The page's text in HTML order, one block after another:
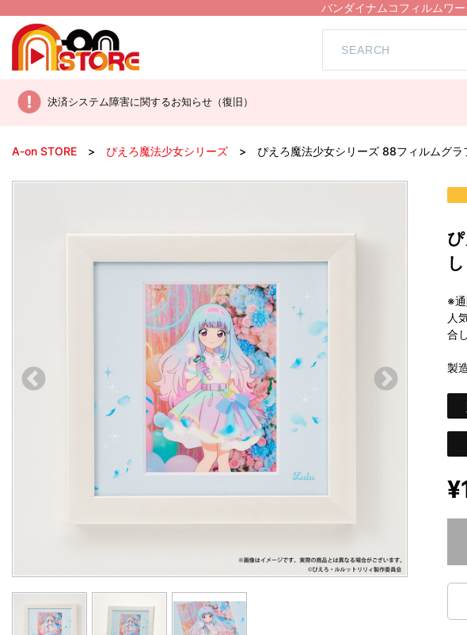
バンダイナムコフィルムワ
決済システム障害に関するお知らせ（復旧）
A-on STORE ぴえろ魔法少女シリーズ ぴえろ魔法少女シリーズ 88フィルムグ
※
人
合
製